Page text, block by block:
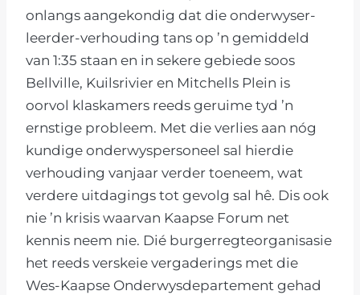
onlangs aangekondig dat die onderwyser-
leerder-verhouding tans op ’n gemiddeld
van 1:35 staan en in sekere gebiede soos
Bellville, Kuilsrivier en Mitchells Plein is
oorvol klaskamers reeds geruime tyd ’n
ernstige probleem. Met die verlies aan nóg
kundige onderwyspersoneel sal hierdie
verhouding vanjaar verder toeneem, wat
verdere uitdagings tot gevolg sal hê. Dis ook
nie ’n krisis waarvan Kaapse Forum net
kennis neem nie. Dié burgerregteorganisasie
het reeds verskeie vergaderings met die
Wes-Kaapse Onderwysdepartement gehad